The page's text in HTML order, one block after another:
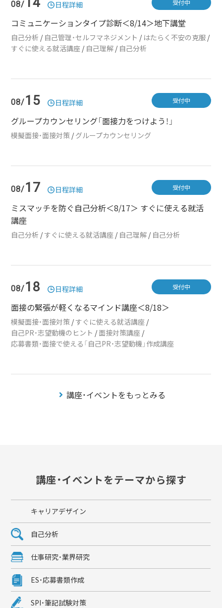
08/ 日程詳細
コミュニケーションタイプ診断＜8/14＞地下講堂
自己分析 / 自己管理・セルフマネジメント / はたらく不安の克服 /
すぐに使える就活講座 / 自己理解 / 自己分析
受付中
08/15 日程詳細
グループカウンセリング「面接力をつけよう！」
模擬面接・面接対策 /グループカウンセリング
受付中
08/17 日程詳細
ミスマッチを防ぐ自己分析＜8/17＞ すぐに使える就活
講座
自己分析 /すぐに使える就活講座 / 自己理解 / 自己分析
受付中
08/18 日程詳細
面接の緊張が軽くなるマインド講座＜8/18＞
模擬面接・面接対策 /すぐに使える就活講座 /
自己PR・志望動機のヒント /面接対策講座 /
応募書類・面接で使える「自己PR・志望動機」作成講座
受付中
講座・イベントをもっとみる
講座・イベントをテーマから探す
キャリアデザイン
自己分析
仕事研究・業界研究
ES・応募書類作成
SPI・筆記試験対策